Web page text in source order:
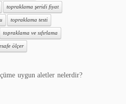
topraklama şeridi fiyat
topraklama testi
topraklama ve sıfırlama
ölçer
uygun aletler nelerdir?